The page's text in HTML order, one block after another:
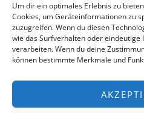
Um dir ein optimales Erlebnis zu
Cookies, um Geräteinformationen zu
zuzugreifen. Wenn du diesen
wie das Surfverhalten oder eindeutige
verarbeiten. Wenn du deine
können bestimmte Merkmale und